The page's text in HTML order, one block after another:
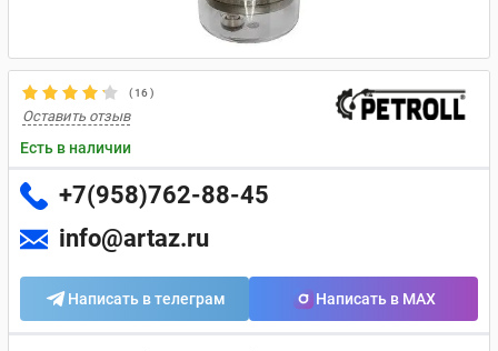
(16)
Оставить отзыв
Есть в наличии
+7(958)762-88-45
info@artaz.ru
Написать в телеграм Написать в MAX